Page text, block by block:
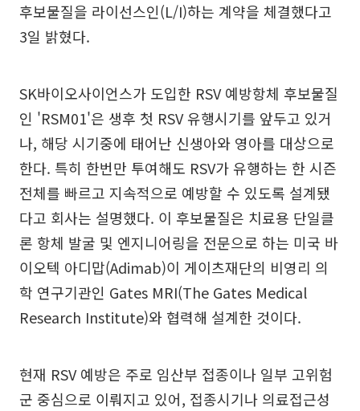
후보물질을 라이선스인(L/I)하는 계약을 체결했다고
3일 밝혔다.
SK바이오사이언스가 도입한 RSV 예방항체 후보물질
인 'RSM01'은 생후 첫 RSV 유행시기를 앞두고 있거
나, 해당 시기중에 태어난 신생아와 영아를 대상으로
한다. 특히 한번만 투여해도 RSV가 유행하는 한 시즌
전체를 빠르고 지속적으로 예방할 수 있도록 설계됐
다고 회사는 설명했다. 이 후보물질은 치료용 단일클
론 항체 발굴 및 엔지니어링을 전문으로 하는 미국 바
이오텍 아디맙(Adimab)이 게이츠재단의 비영리 의
학 연구기관인 Gates MRI(The Gates Medical
Research Institute)와 협력해 설계한 것이다.
현재 RSV 예방은 주로 임산부 접종이나 일부 고위험
군 중심으로 이뤄지고 있어, 접종시기나 의료접근성